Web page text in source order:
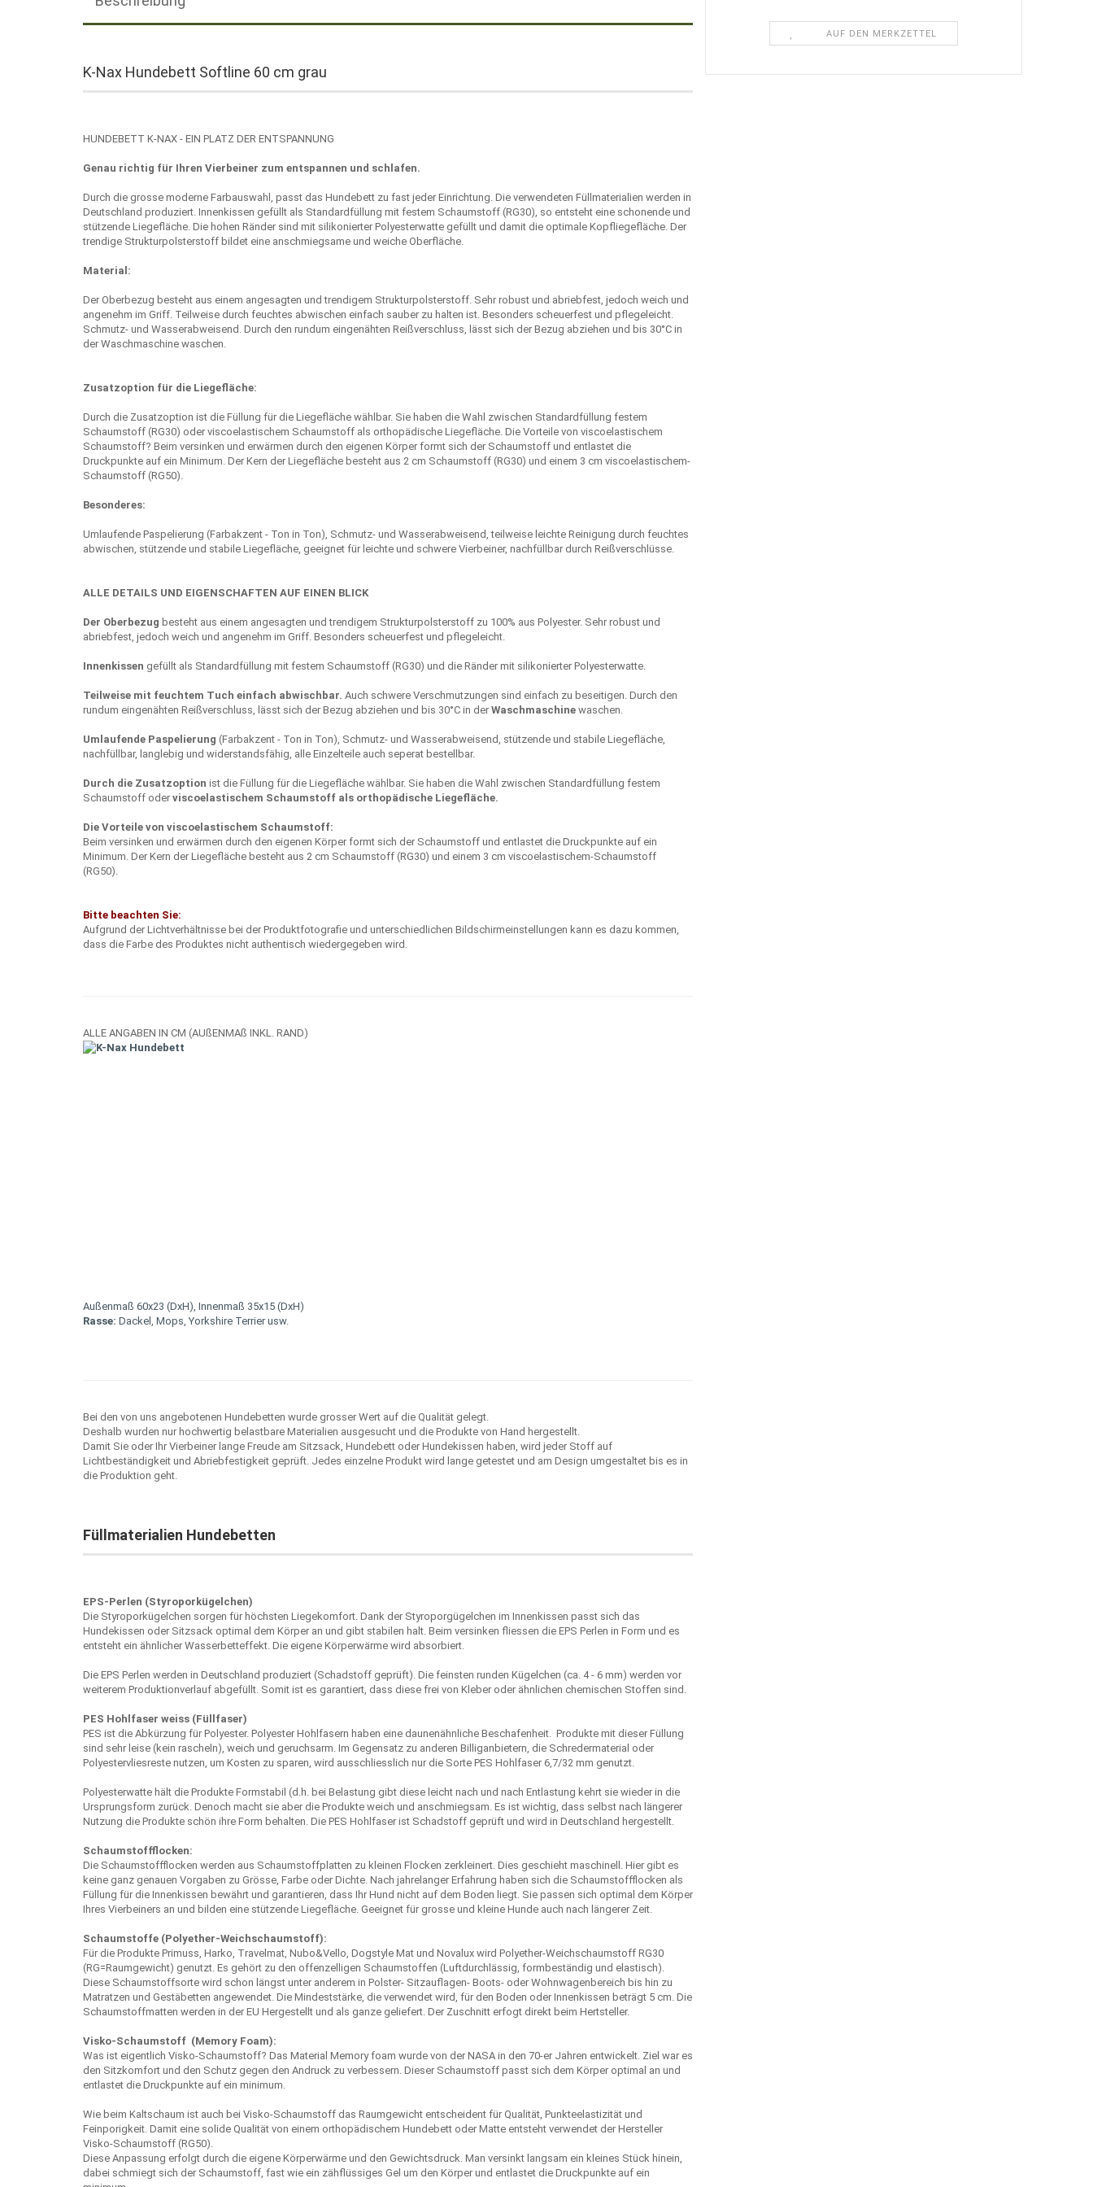
AUF DEN MERKZETTEL
K-Nax Hundebett Softline 60 cm grau
HUNDEBETT K-NAX - EIN PLATZ DER ENTSPANNUNG
Genau richtig für Ihren Vierbeiner zum entspannen und schlafen.
Durch die grosse moderne Farbauswahl, passt das Hundebett zu fast jeder Einrichtung. Die verwendeten Füllmaterialien werden in
Deutschland produziert. Innenkissen gefüllt als Standardfüllung mit festem Schaumstoff (RG30), so entsteht eine schonende und
stützende Liegefläche. Die hohen Ränder sind mit silikonierter Polyesterwatte gefüllt und damit die optimale Kopfliegefläche. Der
trendige Strukturpolsterstoff bildet eine anschmiegsame und weiche Oberfläche.
Material:
Der Oberbezug besteht aus einem angesagten und trendigem Strukturpolsterstoff. Sehr robust und abriebfest, jedoch weich und
angenehm im Griff. Teilweise durch feuchtes abwischen einfach sauber zu halten ist. Besonders scheuerfest und pflegeleicht.
Schmutz- und Wasserabweisend. Durch den rundum eingenähten Reißverschluss, lässt sich der Bezug abziehen und bis 30°C in
der Waschmaschine waschen.
Zusatzoption für die Liegefläche:
Durch die Zusatzoption ist die Füllung für die Liegefläche wählbar. Sie haben die Wahl zwischen Standardfüllung festem
Schaumstoff (RG30) oder viscoelastischem Schaumstoff als orthopädische Liegefläche. Die Vorteile von viscoelastischem
Schaumstoff? Beim versinken und erwärmen durch den eigenen Körper formt sich der Schaumstoff und entlastet die
Druckpunkte auf ein Minimum. Der Kern der Liegefläche besteht aus 2 cm Schaumstoff (RG30) und einem 3 cm viscoelastischem-
Schaumstoff (RG50).
Besonderes:
Umlaufende Paspelierung (Farbakzent - Ton in Ton), Schmutz- und Wasserabweisend, teilweise leichte Reinigung durch feuchtes
abwischen, stützende und stabile Liegefläche, geeignet für leichte und schwere Vierbeiner, nachfüllbar durch Reißverschlüsse.
ALLE DETAILS UND EIGENSCHAFTEN AUF EINEN BLICK
Der Oberbezug besteht aus einem angesagten und trendigem Strukturpolsterstoff zu 100% aus Polyester. Sehr robust und
abriebfest, jedoch weich und angenehm im Griff. Besonders scheuerfest und pflegeleicht.
Innenkissen gefüllt als Standardfüllung mit festem Schaumstoff (RG30) und die Ränder mit silikonierter Polyesterwatte.
Teilweise mit feuchtem Tuch einfach abwischbar. Auch schwere Verschmutzungen sind einfach zu beseitigen. Durch den
rundum eingenähten Reißverschluss, lässt sich der Bezug abziehen und bis 30°C in der Waschmaschine waschen.
Umlaufende Paspelierung (Farbakzent - Ton in Ton), Schmutz- und Wasserabweisend, stützende und stabile Liegefläche,
nachfüllbar, langlebig und widerstandsfähig, alle Einzelteile auch seperat bestellbar.
Durch die Zusatzoption ist die Füllung für die Liegefläche wählbar. Sie haben die Wahl zwischen Standardfüllung festem
Schaumstoff oder viscoelastischem Schaumstoff als orthopädische Liegefläche.
Die Vorteile von viscoelastischem Schaumstoff:
Beim versinken und erwärmen durch den eigenen Körper formt sich der Schaumstoff und entlastet die Druckpunkte auf ein
Minimum. Der Kern der Liegefläche besteht aus 2 cm Schaumstoff (RG30) und einem 3 cm viscoelastischem-Schaumstoff
(RG50).
Bitte beachten Sie:
Aufgrund der Lichtverhältnisse bei der Produktfotografie und unterschiedlichen Bildschirmeinstellungen kann es dazu kommen,
dass die Farbe des Produktes nicht authentisch wiedergegeben wird.
ALLE ANGABEN IN CM (AUßENMAß INKL. RAND)
Außenmaß 60x23 (DxH), Innenmaß 35x15 (DxH)
Rasse: Dackel, Mops, Yorkshire Terrier usw.
Bei den von uns angebotenen Hundebetten wurde grosser Wert auf die Qualität gelegt.
Deshalb wurden nur hochwertig belastbare Materialien ausgesucht und die Produkte von Hand hergestellt.
Damit Sie oder Ihr Vierbeiner lange Freude am Sitzsack, Hundebett oder Hundekissen haben, wird jeder Stoff auf
Lichtbeständigkeit und Abriebfestigkeit geprüft. Jedes einzelne Produkt wird lange getestet und am Design umgestaltet bis es in
die Produktion geht.
Füllmaterialien Hundebetten
EPS-Perlen (Styroporkügelchen)
Die Styroporkügelchen sorgen für höchsten Liegekomfort. Dank der Styroporgügelchen im Innenkissen passt sich das
Hundekissen oder Sitzsack optimal dem Körper an und gibt stabilen halt. Beim versinken fliessen die EPS Perlen in Form und es
entsteht ein ähnlicher Wasserbetteffekt. Die eigene Körperwärme wird absorbiert.
Die EPS Perlen werden in Deutschland produziert (Schadstoff geprüft). Die feinsten runden Kügelchen (ca. 4 - 6 mm) werden vor
weiterem Produktionverlauf abgefüllt. Somit ist es garantiert, dass diese frei von Kleber oder ähnlichen chemischen Stoffen sind.
PES Hohlfaser weiss (Füllfaser)
PES ist die Abkürzung für Polyester. Polyester Hohlfasern haben eine daunenähnliche Beschafenheit. Produkte mit dieser Füllung
sind sehr leise (kein rascheln), weich und geruchsarm. Im Gegensatz zu anderen Billiganbietern, die Schredermaterial oder
Polyestervliesreste nutzen, um Kosten zu sparen, wird ausschliesslich nur die Sorte PES Hohlfaser 6,7/32 mm genutzt.
Polyesterwatte hält die Produkte Formstabil (d.h. bei Belastung gibt diese leicht nach und nach Entlastung kehrt sie wieder in die
Ursprungsform zurück. Denoch macht sie aber die Produkte weich und anschmiegsam. Es ist wichtig, dass selbst nach längerer
Nutzung die Produkte schön ihre Form behalten. Die PES Hohlfaser ist Schadstoff geprüft und wird in Deutschland hergestellt.
Schaumstoffflocken:
Die Schaumstoffflocken werden aus Schaumstoffplatten zu kleinen Flocken zerkleinert. Dies geschieht maschinell. Hier gibt es
keine ganz genauen Vorgaben zu Grösse, Farbe oder Dichte. Nach jahrelanger Erfahrung haben sich die Schaumstoffflocken als
Füllung für die Innenkissen bewährt und garantieren, dass Ihr Hund nicht auf dem Boden liegt. Sie passen sich optimal dem Körper
Ihres Vierbeiners an und bilden eine stützende Liegefläche. Geeignet für grosse und kleine Hunde auch nach längerer Zeit.
Schaumstoffe (Polyether-Weichschaumstoff):
Für die Produkte Primuss, Harko, Travelmat, Nubo&Vello, Dogstyle Mat und Novalux wird Polyether-Weichschaumstoff RG30
(RG=Raumgewicht) genutzt. Es gehört zu den offenzelligen Schaumstoffen (Luftdurchlässig, formbeständig und elastisch).
Diese Schaumstoffsorte wird schon längst unter anderem in Polster- Sitzauflagen- Boots- oder Wohnwagenbereich bis hin zu
Matratzen und Gestäbetten angewendet. Die Mindeststärke, die verwendet wird, für den Boden oder Innenkissen beträgt 5 cm. Die
Schaumstoffmatten werden in der EU Hergestellt und als ganze geliefert. Der Zuschnitt erfogt direkt beim Hertsteller.
Visko-Schaumstoff (Memory Foam):
Was ist eigentlich Visko-Schaumstoff? Das Material Memory foam wurde von der NASA in den 70-er Jahren entwickelt. Ziel war es
den Sitzkomfort und den Schutz gegen den Andruck zu verbessern. Dieser Schaumstoff passt sich dem Körper optimal an und
entlastet die Druckpunkte auf ein minimum.
Wie beim Kaltschaum ist auch bei Visko-Schaumstoff das Raumgewicht entscheident für Qualität, Punkteelastizität und
Feinporigkeit. Damit eine solide Qualität von einem orthopädischem Hundebett oder Matte entsteht verwendet der Hersteller
Visko-Schaumstoff (RG50).
Diese Anpassung erfolgt durch die eigene Körperwärme und den Gewichtsdruck. Man versinkt langsam ein kleines Stück hinein,
dabei schmiegt sich der Schaumstoff, fast wie ein zähflüssiges Gel um den Körper und entlastet die Druckpunkte auf ein